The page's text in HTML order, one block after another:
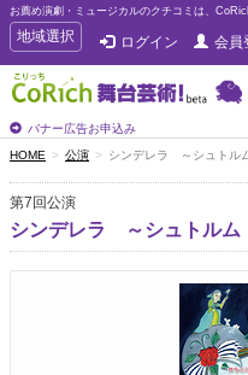
お薦め演劇・ミュージカルのクチコミは、
T
o
g
g
e
n
a
v
i
g
地域選択 ログイン 会員
バナー広告お申込み
HOME 公演 シンデレラ ～シュト
第7回公演
シンデレラ ～シュトル